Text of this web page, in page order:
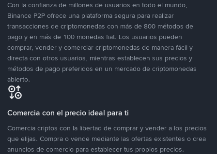
Con la confianza de millones de usuarios en todo el mundo,
Binance P2P ofrece una plataforma segura para realizar
transacciones de criptomonedas con más de 800 métodos de
pago y en más de 100 monedas fiat. Los usuarios pueden
comprar, vender y comerciar criptomonedas de manera fácil y
directa con otros usuarios, mientras establecen sus precios y
métodos de pago preferidos en un mercado de criptomonedas
abierto.
Comercia con el precio ideal para ti
Comercia criptos con la libertad de comprar y vender a los precios
que elijas. Compra o vende mediante las ofertas existentes o crea
anuncios de comercio para establecer tus propios precios.